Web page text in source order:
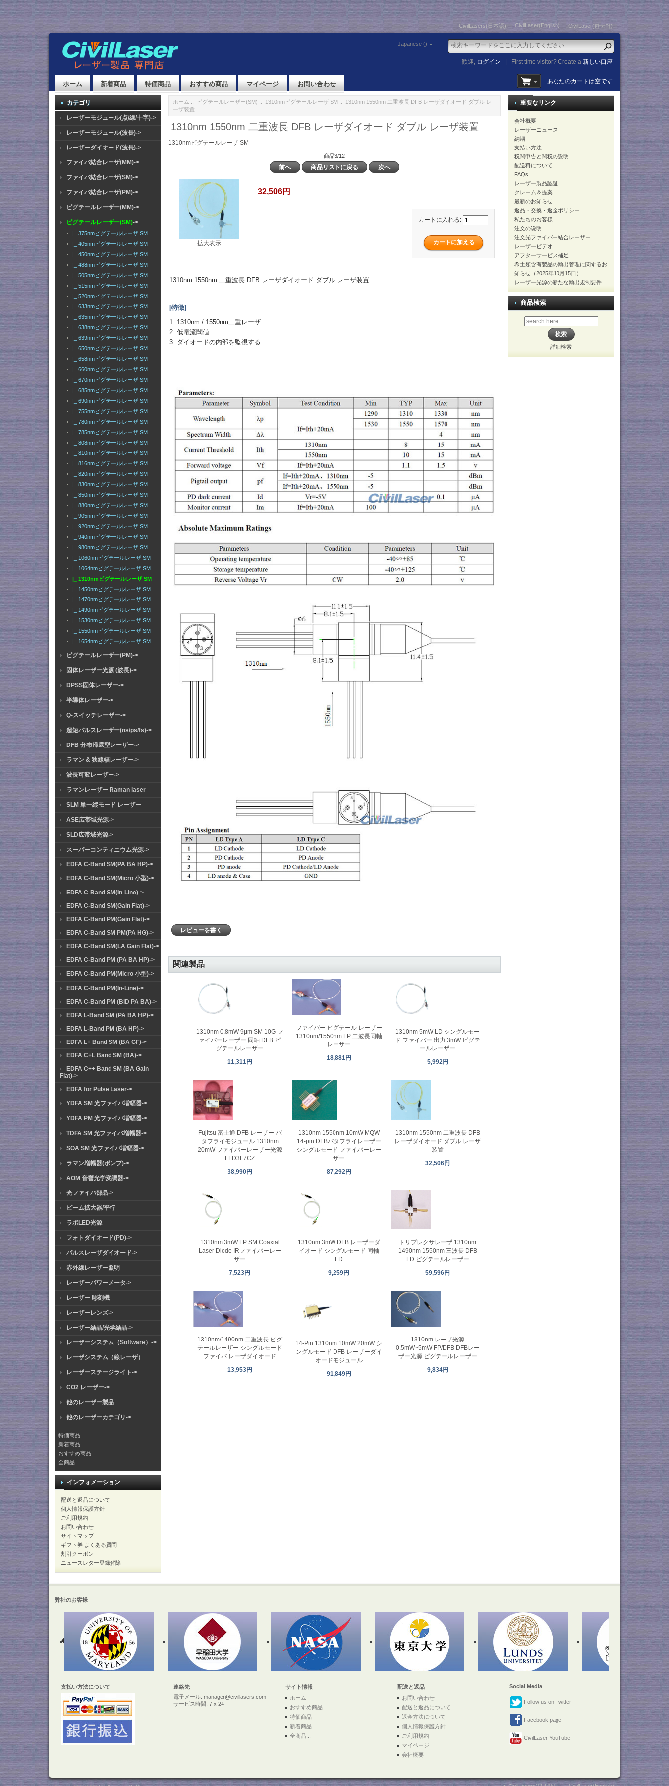
CivilLasers(日本語) CivilLaser(English) CivilLaser(한국어)
Japanese ()
歓迎, ログイン First time visitor? Create a新しい口座
ホーム 新着商品 特価商品 おすすめ商品 マイページ お問い合わせ あなたのカートは空です
カテゴリ
レーザーモジュール(点/線/十字)->
レーザーモジュール(波長)->
レーザーダイオード(波長)->
ファイバ結合レーザ(MM)->
ファイバ結合レーザ(SM)->
ファイバ結合レーザ(PM)->
ピグテールレーザー(MM)->
ピグテールレーザー(SM)->
|_ 375nmピグテールレーザ SM
|_ 405nmピグテールレーザ SM
|_ 450nmピグテールレーザ SM
|_ 488nmピグテールレーザ SM
|_ 505nmピグテールレーザ SM
|_ 515nmピグテールレーザ SM
|_ 520nmピグテールレーザ SM
|_ 633nmピグテールレーザ SM
|_ 635nmピグテールレーザ SM
|_ 638nmピグテールレーザ SM
|_ 639nmピグテールレーザ SM
|_ 650nmピグテールレーザ SM
|_ 658nmピグテールレーザ SM
|_ 660nmピグテールレーザ SM
|_ 670nmピグテールレーザ SM
|_ 685nmピグテールレーザ SM
|_ 690nmピグテールレーザ SM
|_ 755nmピグテールレーザ SM
|_ 780nmピグテールレーザ SM
|_ 785nmピグテールレーザ SM
|_ 808nmピグテールレーザ SM
|_ 810nmピグテールレーザ SM
|_ 816nmピグテールレーザ SM
|_ 820nmピグテールレーザ SM
|_ 830nmピグテールレーザ SM
|_ 850nmピグテールレーザ SM
|_ 880nmピグテールレーザ SM
|_ 905nmピグテールレーザ SM
|_ 920nmピグテールレーザ SM
|_ 940nmピグテールレーザ SM
|_ 980nmピグテールレーザ SM
|_ 1060nmピグテールレーザ SM
|_ 1064nmピグテールレーザ SM
|_ 1310nmピグテールレーザ SM
|_ 1450nmピグテールレーザ SM
|_ 1470nmピグテールレーザ SM
|_ 1490nmピグテールレーザ SM
|_ 1530nmピグテールレーザ SM
|_ 1550nmピグテールレーザ SM
|_ 1654nmピグテールレーザ SM
ピグテールレーザー(PM)->
固体レーザー光源 (波長)->
DPSS固体レーザー->
半導体レーザー->
Q-スイッチレーザー->
超短パルスレーザー(ns/ps/fs)->
DFB 分布帰還型レーザー->
ラマン & 狭線幅レーザー->
波長可変レーザー->
ラマンレーザー Raman laser
SLM 単一縦モード レーザー
ASE広帯域光源->
SLD広帯域光源->
スーパーコンティニウム光源->
EDFA C-Band SM(PA BA HP)->
EDFA C-Band SM(Micro 小型)->
EDFA C-Band SM(In-Line)->
EDFA C-Band SM(Gain Flat)->
EDFA C-Band PM(Gain Flat)->
EDFA C-Band SM PM(PA HG)->
EDFA C-Band SM(LA Gain Flat)->
EDFA C-Band PM (PA BA HP)->
EDFA C-Band PM(Micro 小型)->
EDFA C-Band PM(In-Line)->
EDFA C-Band PM (BiD PA BA)->
EDFA L-Band SM (PA BA HP)->
EDFA L-Band PM (BA HP)->
EDFA L+ Band SM (BA GF)->
EDFA C+L Band SM (BA)->
EDFA C++ Band SM (BA Gain
Flat)->
EDFA for Pulse Laser->
YDFA SM 光ファイバ増幅器->
YDFA PM 光ファイバ増幅器->
TDFA SM 光ファイバ増幅器->
SOA SM 光ファイバ増幅器->
ラマン増幅器(ポンプ)->
AOM 音響光学変調器->
光ファイバ部品->
ビーム拡大器/平行
ラボLED光源
フォトダイオード(PD)->
パルスレーザダイオード->
赤外線レーザー照明
レーザーパワーメータ->
レーザー 彫刻機
レーザーレンズ->
レーザー結晶/光学結晶->
レーザーシステム（Software）->
レーザシステム（線レーザ）
レーザーステージライト->
CO2 レーザー->
他のレーザー製品
他のレーザーカテゴリ->
特価商品 ...
新着商品...
おすすめ商品...
全商品...
インフォメーション
配送と返品について
個人情報保護方針
ご利用規約
お問い合わせ
サイトマップ
ギフト券 よくある質問
割引クーポン
ニュースレター登録解除
ホーム :: ピグテールレーザー(SM) :: 1310nmピグテールレーザ SM :: 1310nm 1550nm 二重波長 DFB レーザダイオード ダブル レ
ーザ装置
1310nm 1550nm 二重波長 DFB レーザダイオード ダブル レーザ装置
1310nmピグテールレーザ SM
商品3/12
前へ 商品リストに戻る 次へ
拡大表示
32,506円
カートに入れる:
1310nm 1550nm 二重波長 DFB レーザダイオード ダブル レーザ装置
[特徴]
1. 1310nm / 1550nm二重レーザ
2. 低電流閾値
3. ダイオードの内部を監視する
レビューを書く
関連製品
1310nm 0.8mW 9μm SM 10G フ
ァイバーレーザー 同軸 DFB ピ
グテールレーザー
11,311円
ファイバー ピグテール レーザー
1310nm/1550nm FP 二波長同軸
レーザー
18,881円
1310nm 5mW LD シングルモー
ド ファイバー 出力 3mW ピグテ
ールレーザー
5,992円
Fujitsu 富士通 DFB レーザー バ
タフライモジュール 1310nm
20mW ファイバーレーザー光源
FLD3F7CZ
38,990円
1310nm 1550nm 10mW MQW
14-pin DFBバタフライレーザー
シングルモード ファイバーレー
ザー
87,292円
1310nm 1550nm 二重波長 DFB
レーザダイオード ダブル レーザ
装置
32,506円
1310nm 3mW FP SM Coaxial
Laser Diode IRファイバーレー
ザー
7,523円
1310nm 3mW DFB レーザーダ
イオード シングルモード 同軸
LD
9,259円
トリプレクサレーザ 1310nm
1490nm 1550nm 三波長 DFB
LD ピグテールレーザー
59,596円
1310nm/1490nm 二重波長 ピグ
テールレーザー シングルモード
ファイバ レーザダイオード
13,953円
14-Pin 1310nm 10mW 20mW シ
ングルモード DFB レーザーダイ
オードモジュール
91,849円
1310nm レーザ光源
0.5mW~5mW FP/DFB DFBレー
ザー光源 ピグテールレーザー
9,834円
重要なリンク
会社概要
レーザーニュース
納期
支払い方法
税関申告と関税の説明
配送料について
FAQs
レーザー製品認証
クレーム＆提案
最新のお知らせ
返品・交換・返金ポリシー
私たちのお客様
注文の说明
注文光ファイバー結合レーザー
レーザービデオ
アフターサービス補足
希土類含有製品の輸出管理に関するお
知らせ（2025年10月15日）
レーザー光源の新たな輸出規制要件
商品検索
詳細検索
弊社のお客様
支払い方法について 連絡先 サイト情報 配送と返品
Social Media
電子メール: manager@civillasers.com
サービス時間: 7 x 24
ホーム
おすすめ商品
特価商品
新着商品
全商品...
お問い合わせ
配送と返品について
返金方法について
個人情報保護方針
ご利用規約
マイページ
会社概要
Follow us on Twitter
Facebook page
CivilLaser YouTube